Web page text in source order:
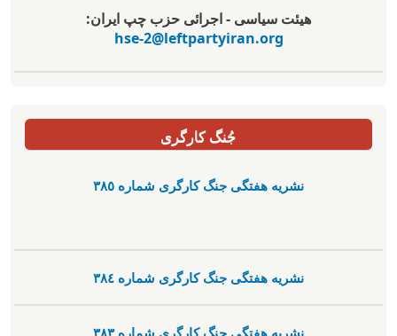
هیئت سیاسی - اجرائی حزب چپ ایران:
hse-2@leftpartyiran.org
جُنگ کارگری
نشریە هفتگی جنگ کارگری شمارە ٣٨٥
نشریە هفتگی جنگ کارگری شمارە ٣٨٤
نشریە هفتگی جنگ کارگری شمارە ٣٨٣